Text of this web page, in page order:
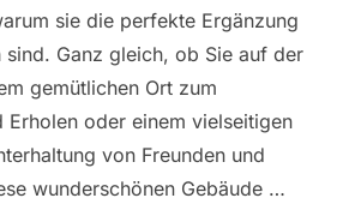
sie die perfekte Ergänzung
sind. Ganz gleich, ob Sie auf der
gemütlichen Ort zum
Erholen oder einem vielseitigen
von Freunden und
wunderschönen Gebäude …